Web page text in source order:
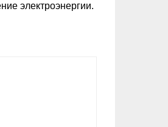
электроэнергии.